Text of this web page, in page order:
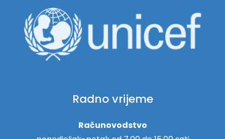
Radno vrijeme
Računovodstvo